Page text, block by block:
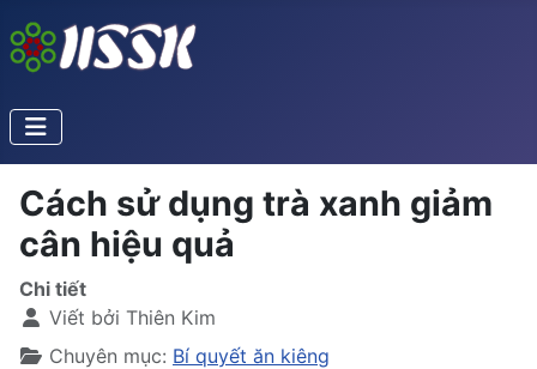
Cách sử dụng trà xanh giảm
cân hiệu quả
Chi tiết
Viết bởi Thiên Kim
Chuyên mục: Bí quyết ăn kiêng